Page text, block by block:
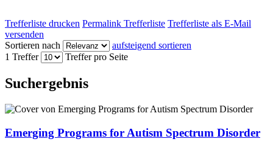
Trefferliste drucken Permalink Trefferliste Trefferliste als E-Mail
versenden
Sortieren nach
aufsteigend sortieren
1 Treffer
Treffer pro Seite
Suchergebnis
Emerging Programs for Autism Spectrum Disorder